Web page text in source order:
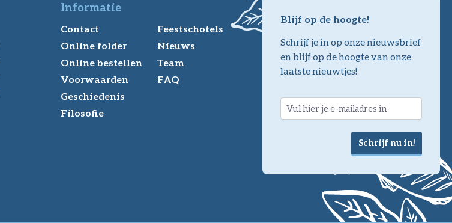
Informatie
Contact
Online folder
Online bestellen
Voorwaarden
Geschiedenis
Filosofie
Feestschotels
Nieuws
Team
FAQ
Blijf op de hoogte!
Schrijf je in op onze nieuwsbrief
en blijf op de hoogte van onze
laatste nieuwtjes!
Schrijf nu in!